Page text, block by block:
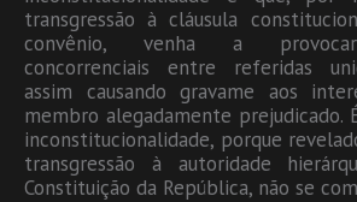
transgressão à cláusula
convênio, venha a provocar
concorrenciais entre referidas
assim causando gravame aos
membro alegadamente prejudicado.
inconstitucionalidade, porque
transgressão à autoridade
Constituição da República, não se